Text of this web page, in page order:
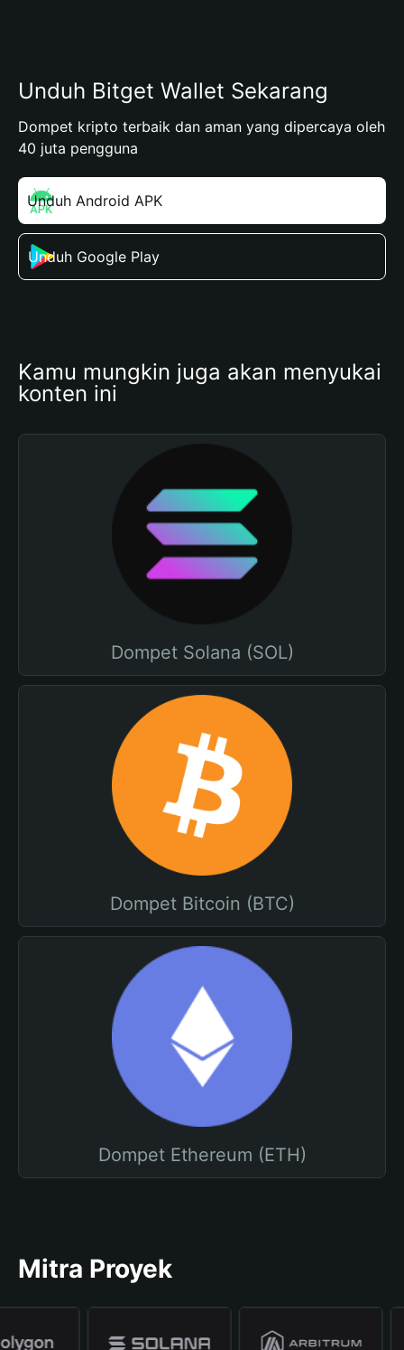
Unduh Bitget Wallet Sekarang
Dompet kripto terbaik dan aman yang dipercaya oleh
40 juta pengguna
Unduh Android APK
Unduh Google Play
Kamu mungkin juga akan menyukai
konten ini
Dompet Solana (SOL)
Dompet Bitcoin (BTC)
Dompet Ethereum (ETH)
Mitra Proyek